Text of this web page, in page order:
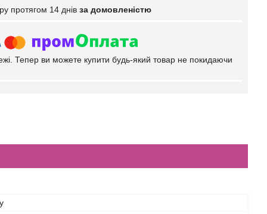
протягом 14 днів за домовленістю
Тепер ви можете купити будь-який товар не покидаючи